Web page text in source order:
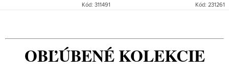
Kód: 311491 Kód: 231261
OBĽÚBENÉ KOLEKCIE